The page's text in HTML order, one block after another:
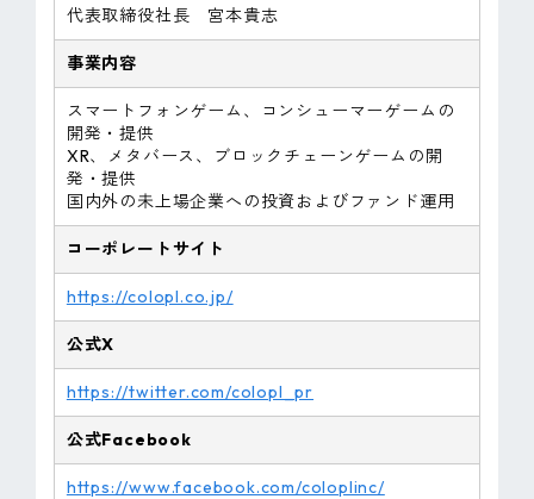
代表取締役社長 宮本貴志
事業内容
スマートフォンゲーム、コンシューマーゲームの
開発・提供
XR、メタバース、ブロックチェーンゲームの開
発・提供
国内外の未上場企業への投資およびファンド運用
コーポレートサイト
https://colopl.co.jp/
公式X
https://twitter.com/colopl_pr
公式Facebook
https://www.facebook.com/coloplinc/